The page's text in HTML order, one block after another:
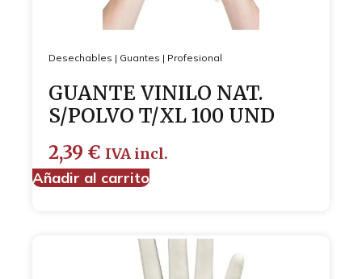
Desechables | Guantes | Profesional
GUANTE VINILO NAT.
S/POLVO T/XL 100 UND
2,39 € IVA incl.
Añadir al carrito